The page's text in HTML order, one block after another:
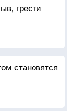
грести
становятся